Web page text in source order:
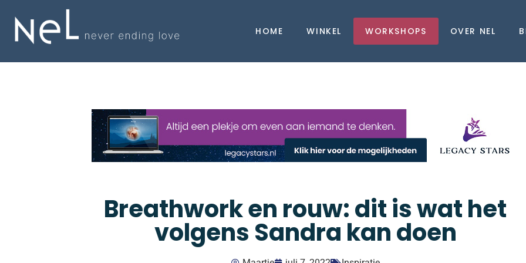
HOME WINKEL WORKSHOPS OVER NEL
Breathwork en rouw: dit is wat het
volgens Sandra kan doen